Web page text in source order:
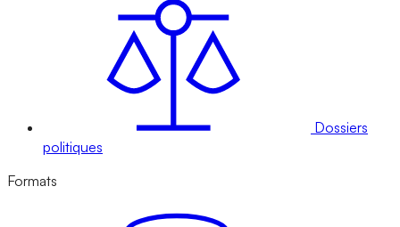
Dossiers
politiques
Formats